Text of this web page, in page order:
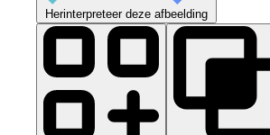
Herinterpreteer deze afbeelding